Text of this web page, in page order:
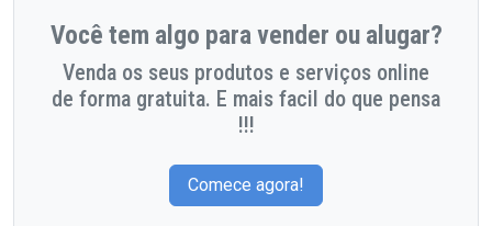
Você tem algo para vender ou alugar?
Venda os seus produtos e serviços online
de forma gratuita. E mais facil do que pensa
!!!
Comece agora!